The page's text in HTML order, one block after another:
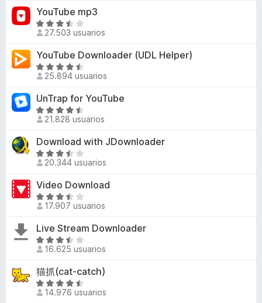
e
d
e
5
o
n
4
1
d
e
5
r
ó
c
n
3
7
d
e
v
a
r
ó
c
n
4
e
5
YouTube mp3
S
e
v
a
r
ó
c
n
3
4
d
e
27.503 usuarios
YouTube Downloader (UDL Helper)
S
e
v
a
r
ó
c
n
4
6
d
e
25.894 usuarios
UnTrap for YouTube
S
e
v
a
r
ó
c
n
4
3
d
e
21.828 usuarios
Download with JDownloader
S
e
v
a
r
ó
c
n
3
20.344 usuarios
Video Download
S
e
v
a
r
ó
c
17.907 usuarios
Live Stream Downloader
S
e
v
a
16.625 usuarios
猫抓(cat-catch)
S
e 14.976 usuarios